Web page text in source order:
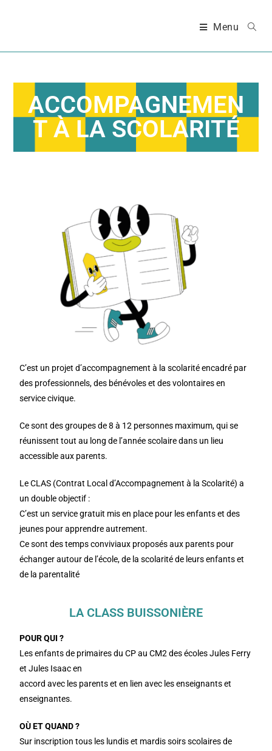
Menu
ACCOMPAGNEMEN
T À LA SCOLARITÉ
C’est un projet d’accompagnement à la scolarité encadré par
des professionnels, des bénévoles et des volontaires en
service civique.
Ce sont des groupes de 8 à 12 personnes maximum, qui se
réunissent tout au long de l’année scolaire dans un lieu
accessible aux parents.
Le CLAS (Contrat Local d’Accompagnement à la Scolarité) a
un double objectif :
C’est un service gratuit mis en place pour les enfants et des
jeunes pour apprendre autrement.
Ce sont des temps conviviaux proposés aux parents pour
échanger autour de l’école, de la scolarité de leurs enfants et
de la parentalité
LA CLASS BUISSONIÈRE
POUR QUI ?
Les enfants de primaires du CP au CM2 des écoles Jules Ferry
et Jules Isaac en
accord avec les parents et en lien avec les enseignants et
enseignantes.
OÙ ET QUAND ?
Sur inscription tous les lundis et mardis soirs scolaires de